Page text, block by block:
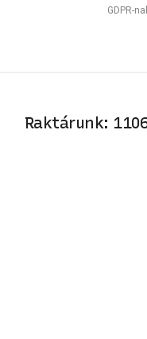
GDPR-
Raktárunk: